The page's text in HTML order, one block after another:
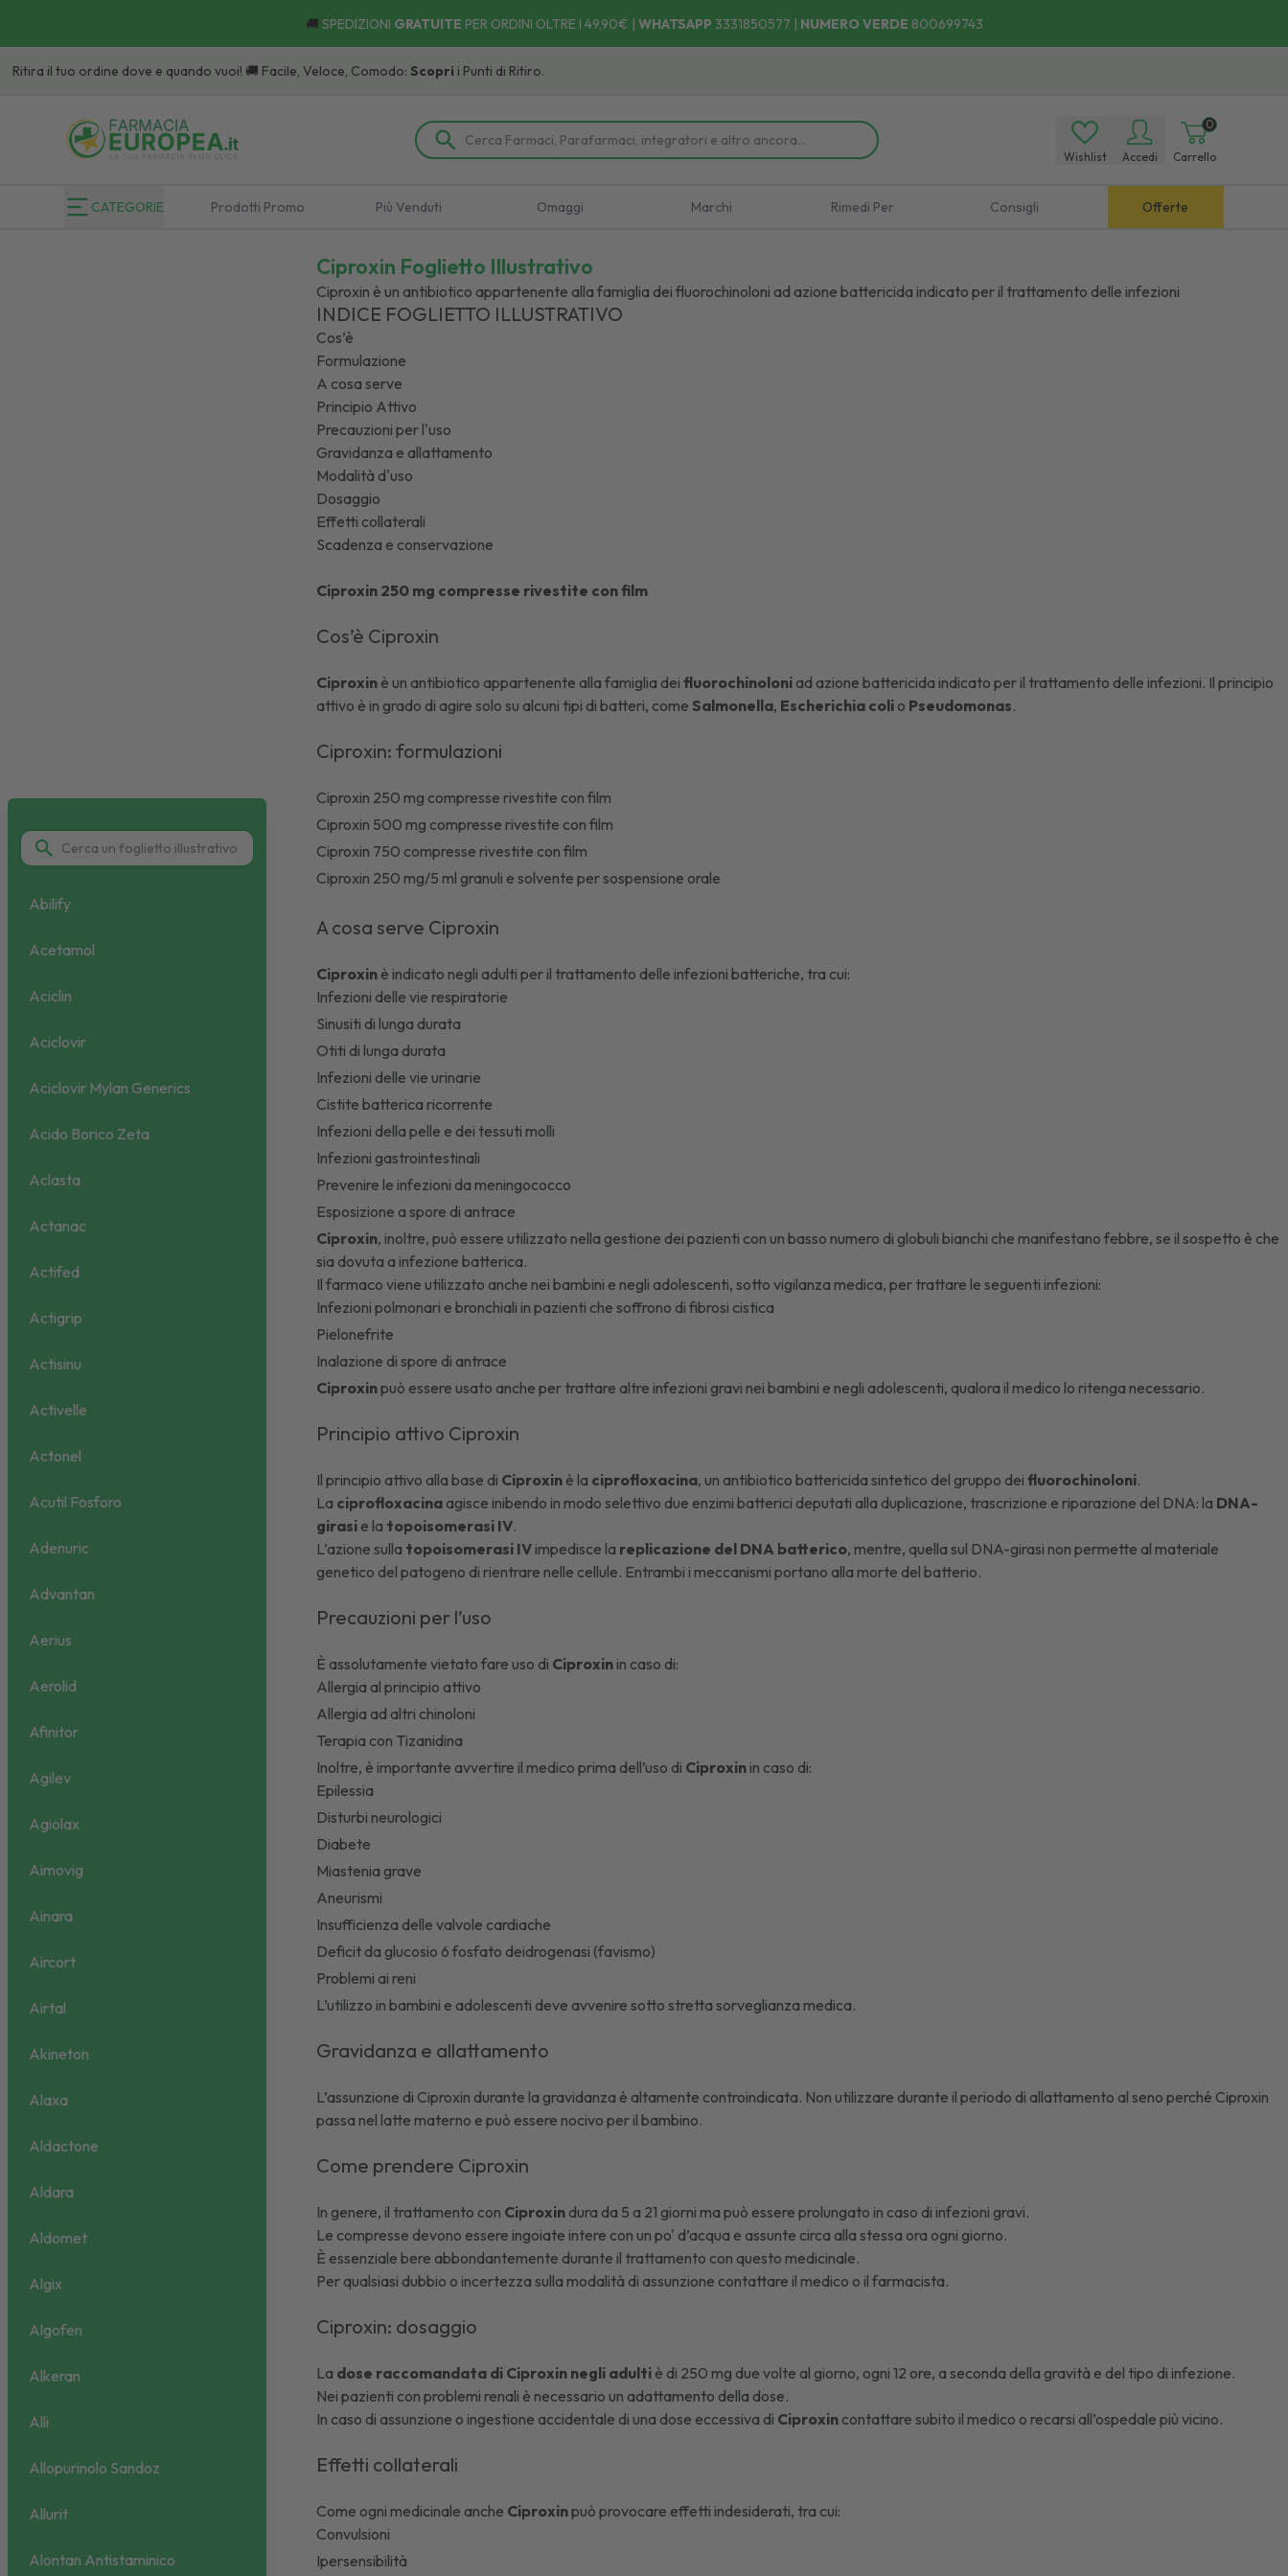
🚚 SPEDIZIONI GRATUITE PER ORDINI OLTRE I 49,90€ | WHATSAPP 3331850577 | NUMERO VERDE 800699743
dove e quando vuoi! 🚚 Facile, Veloce, Comodo:Scoprii Punti di Ritiro.
Wishlist Accedi
0
Carrello
CATEGORIE Prodotti Promo Più Venduti Omaggi Marchi Rimedi Per Consigli Offerte
Abilify
Acetamol
Aciclin
Aciclovir
Aciclovir Mylan Generics
Acido Borico Zeta
Aclasta
Actanac
Actifed
Actigrip
Actisinu
Activelle
Actonel
Acutil Fosforo
Adenuric
Advantan
Aerius
Aerolid
Afinitor
Agilev
Agiolax
Aimovig
Ainara
Aircort
Airtal
Akineton
Alaxa
Aldactone
Aldara
Aldomet
Algix
Algofen
Alkeran
Alli
Allopurinolo Sandoz
Allurit
Alontan Antistaminico
Ciproxin Foglietto Illustrativo
Ciproxin è un antibiotico appartenente alla famiglia dei fluorochinoloni ad azione battericida indicato per il trattamento delle infezioni
INDICE FOGLIETTO ILLUSTRATIVO
Cos’è
Formulazione
A cosa serve
Principio Attivo
Precauzioni per l'uso
Gravidanza e allattamento
Modalità d'uso
Dosaggio
Effetti collaterali
Scadenza e conservazione
Ciproxin 250 mg compresse rivestite con film
Cos’è Ciproxin
Ciproxin è un antibiotico appartenente alla famiglia deifluorochinoloni ad azione battericida indicato per il trattamento delle infezioni. Il principio
attivo è in grado di agire solo su alcuni tipi di batteri, comeSalmonella, Escherichia coli o Pseudomonas.
Ciproxin: formulazioni
Ciproxin 250 mg compresse rivestite con film
Ciproxin 500 mg compresse rivestite con film
Ciproxin 750 compresse rivestite con film
Ciproxin 250 mg/5 ml granuli e solvente per sospensione orale
A cosa serve Ciproxin
Ciproxin è indicato negli adulti per il trattamento delle infezioni batteriche, tra cui:
Infezioni delle vie respiratorie
Sinusiti di lunga durata
Otiti di lunga durata
Infezioni delle vie urinarie
Cistite batterica ricorrente
Infezioni della pelle e dei tessuti molli
Infezioni gastrointestinali
Prevenire le infezioni da meningococco
Esposizione a spore di antrace
Ciproxin, inoltre, può essere utilizzato nella gestione dei pazienti con un basso numero di globuli bianchi che manifestano febbre, se il sospetto è che
sia dovuta a infezione batterica.
Il farmaco viene utilizzato anche nei bambini e negli adolescenti, sotto vigilanza medica, per trattare le seguenti infezioni:
Infezioni polmonari e bronchiali in pazienti che soffrono di fibrosi cistica
Pielonefrite
Inalazione di spore di antrace
Ciproxinpuò essere usato anche per trattare altre infezioni gravi nei bambini e negli adolescenti, qualora il medico lo ritenga necessario.
Principio attivo Ciproxin
Il principio attivo alla base di Ciproxin è la ciprofloxacina, un antibiotico battericida sintetico del gruppo deifluorochinoloni.
La ciprofloxacina agisce inibendo in modo selettivo due enzimi batterici deputati alla duplicazione, trascrizione e riparazione del DNA: la DNA-
girasi e la topoisomerasi IV.
L’azione sulla topoisomerasi IVimpedisce la replicazione del DNA batterico, mentre, quella sul DNA-girasi non permette al materiale
genetico del patogeno di rientrare nelle cellule. Entrambi i meccanismi portano alla morte del batterio.
Precauzioni per l’uso
È assolutamente vietato fare uso di Ciproxinin caso di:
Allergia al principio attivo
Allergia ad altri chinoloni
Terapia con Tizanidina
Inoltre, è importante avvertire il medico prima dell’uso di Ciproxinin caso di:
Epilessia
Disturbi neurologici
Diabete
Miastenia grave
Aneurismi
Insufficienza delle valvole cardiache
Deficit da glucosio 6 fosfato deidrogenasi (favismo)
Problemi ai reni
L’utilizzo in bambini e adolescenti deve avvenire sotto stretta sorveglianza medica.
Gravidanza e allattamento
L’assunzione di Ciproxin durante la gravidanza è altamente controindicata. Non utilizzare durante il periodo di allattamento al seno perché Ciproxin
passa nel latte materno e può essere nocivo per il bambino.
Come prendere Ciproxin
In genere, il trattamento con Ciproxin dura da 5 a 21 giorni ma può essere prolungato in caso di infezioni gravi.
Le compresse devono essere ingoiate intere con un po' d’acqua e assunte circa alla stessa ora ogni giorno.
È essenziale bere abbondantemente durante il trattamento con questo medicinale.
Per qualsiasi dubbio o incertezza sulla modalità di assunzione contattare il medico o il farmacista.
Ciproxin: dosaggio
La dose raccomandata di Ciproxin negli adulti è di 250 mg due volte al giorno, ogni 12 ore, a seconda della gravità e del tipo di infezione.
Nei pazienti con problemi renali è necessario un adattamento della dose.
In caso di assunzione o ingestione accidentale di una dose eccessiva di Ciproxin contattare subito il medico o recarsi all’ospedale più vicino.
Effetti collaterali
Come ogni medicinale anche Ciproxinpuò provocare effetti indesiderati, tra cui:
Convulsioni
Ipersensibilità